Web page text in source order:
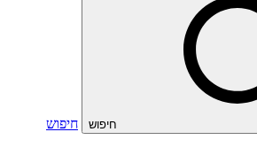
חיפוש
חיפוש